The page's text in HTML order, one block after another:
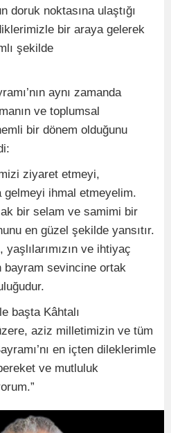
doruk noktasına ulaştığı
bir araya gelerek
şekilde
aynı zamanda
ve toplumsal
bir dönem olduğunu
ziyaret etmeyi,
ihmal etmeyelim.
bir selam ve samimi bir
en güzel şekilde yansıtır.
ve ihtiyaç
bayram sevincine ortak
başta Kâhtalı
aziz milletimizin ve tüm
en içten dileklerimle
ve mutluluk